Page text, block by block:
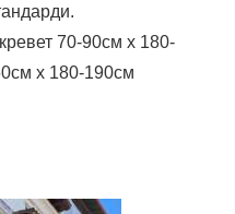
70-90см x 180-
x 180-190см